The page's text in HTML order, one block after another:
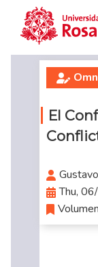
Skip to main content
El
Thu,